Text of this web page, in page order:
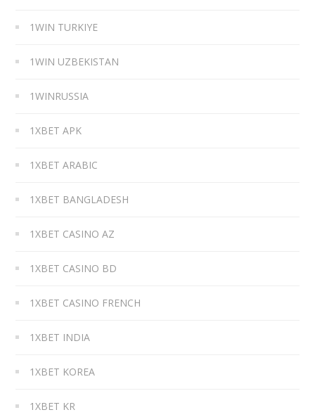
1WIN TURKIYE
1WIN UZBEKISTAN
1WINRUSSIA
1XBET APK
1XBET ARABIC
1XBET BANGLADESH
1XBET CASINO AZ
1XBET CASINO BD
1XBET CASINO FRENCH
1XBET INDIA
1XBET KOREA
1XBET KR